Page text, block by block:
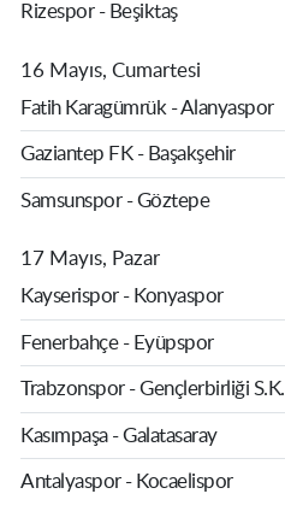
Rizespor - Beşiktaş
16 Mayıs, Cumartesi
Fatih Karagümrük - Alanyaspor
Gaziantep FK - Başakşehir
Samsunspor - Göztepe
17 Mayıs, Pazar
Kayserispor - Konyaspor
Fenerbahçe - Eyüpspor
Trabzonspor - Gençlerbirliği S.K.
Kasımpaşa - Galatasaray
Antalyaspor - Kocaelispor